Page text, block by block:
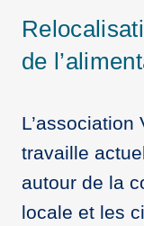
de
travaille
autour de la
locale et les